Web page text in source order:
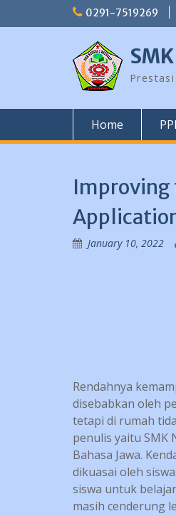
0291-7519269
Home
Improving
January 10, 2022
Rendahnya
disebabkan oleh
tetapi di rumah
penulis yaitu SMK
Bahasa Jawa.
dikuasai oleh
siswa untuk
masih cenderung